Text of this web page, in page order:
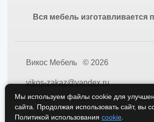
Вся мебель изготавливается
Викос Мебель © 2026
vikos-zakaz@yandex.ru
Мы используем файлы cookie для
сайта. Продолжая использовать сайт, вы
Политикой использования cookie